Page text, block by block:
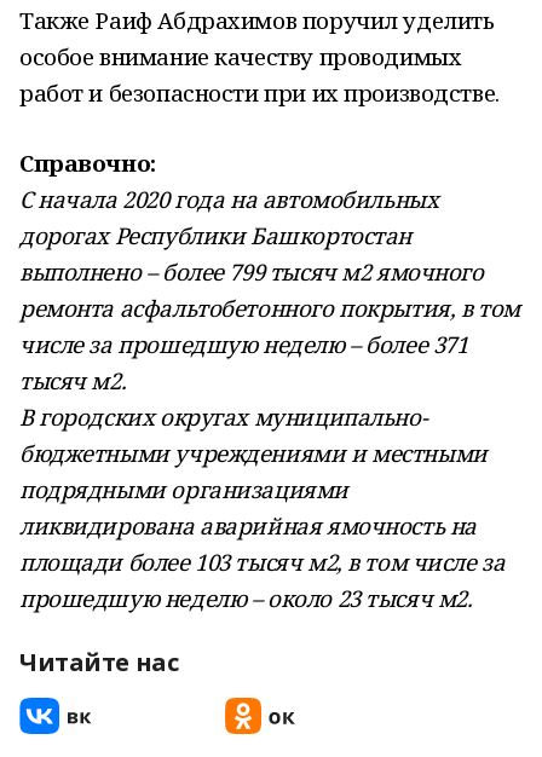
Также Раиф Абдрахимов поручил уделить
особое внимание качеству проводимых
работ и безопасности при их производстве.
Справочно:
С начала 2020 года на автомобильных
дорогах Республики Башкортостан
выполнено – более 799 тысяч м2 ямочного
ремонта асфальтобетонного покрытия, в том
числе за прошедшую неделю – более 371
тысяч м2.
В городских округах муниципально-
бюджетными учреждениями и местными
подрядными организациями
ликвидирована аварийная ямочность на
площади более 103 тысяч м2, в том числе за
прошедшую неделю – около 23 тысяч м2.
Читайте нас